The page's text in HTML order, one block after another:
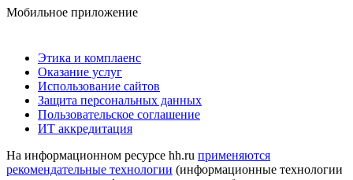
Мобильное приложение
Этика и комплаенс
Оказание услуг
Использование сайтов
Защита персональных данных
Пользовательское соглашение
ИТ аккредитация
На информационном ресурсе hh.ru применяются
рекомендательные технологии (информационные технологии